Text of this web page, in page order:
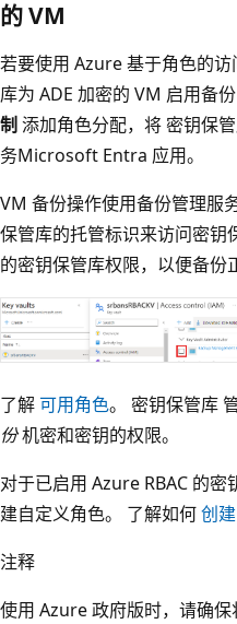
的 VM
若要使用 Azure 基于角色的
库为 ADE 加密的 VM 启用备
制添加角色分配，将 密钥保
务Microsoft Entra 应用。
VM 备份操作使用备份管理服
保管库的托管标识来访问密钥
的密钥保管库权限，以便备份
了解可用角色。 密钥保管库
份机密和密钥的权限。
对于已启用 Azure RBAC 的
建自定义角色。 了解如何创
注释
使用 Azure 政府版时，请确